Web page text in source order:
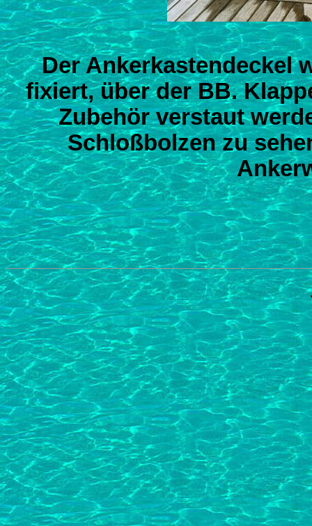
Der Ankerkastendeckel
fixiert, über der BB.
Zubehör verstaut
Schloßbolzen zu